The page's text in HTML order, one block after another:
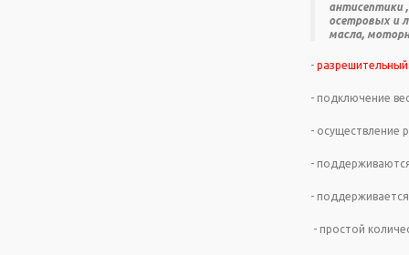
антисептики
осетровых и
масла,
-
- подключение
- осуществление
-
-
- простой